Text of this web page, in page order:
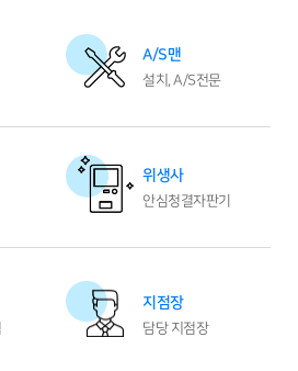
A/S맨
설치, A/S전문
위생사
안심청결자판기
지점장
담당 지점장